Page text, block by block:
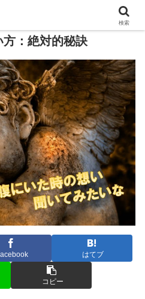
：絶対的秘訣
はてブ
コピー
検索